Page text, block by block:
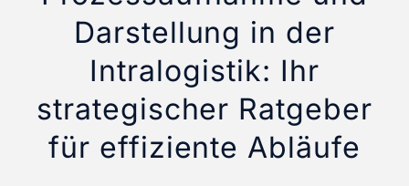
Darstellung in der
Intralogistik: Ihr
strategischer Ratgeber
für effiziente Abläufe